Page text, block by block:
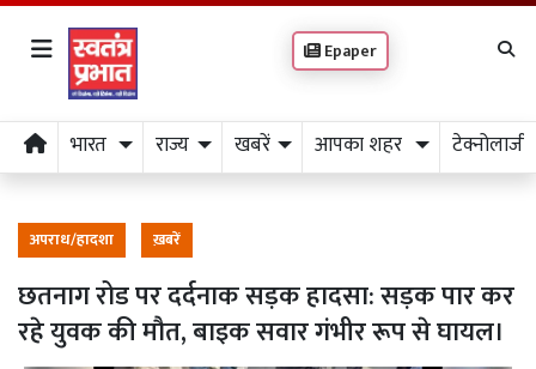
Epaper
भारत राज्य खबरें आपका शहर टेक्नोलाजी
अपराध/हादशा ख़बरें
छतनाग रोड पर दर्दनाक सड़क हादसा: सड़क पार कर
रहे युवक की मौत, बाइक सवार गंभीर रूप से घायल।